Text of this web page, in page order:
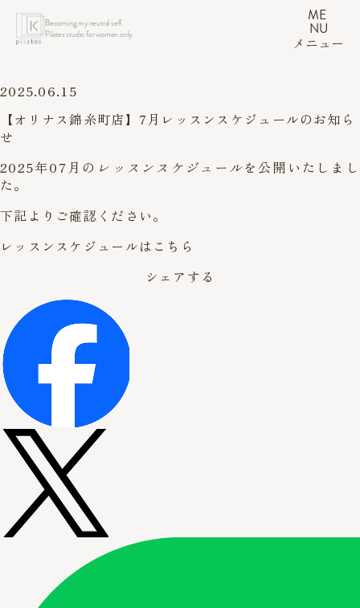
Becoming my neutral self.
Pilates studio for women only.
ME
NU
メニュー
2025.06.15
【オリナス錦糸町店】7月レッスンスケジュールのお知ら
せ
2025年07月の レッスンスケジュールを公開いたしまし
た。
下記よりご確認ください。
レッスンスケジュールはこちら
シェアする